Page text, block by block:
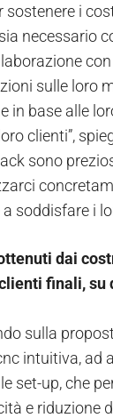
sostenere i
necessario
sulle loro
in base alle
clienti”,
sono
soddisfare i
dai
finali, su
sulla
intuitiva, ad
set-up, che
e riduzione